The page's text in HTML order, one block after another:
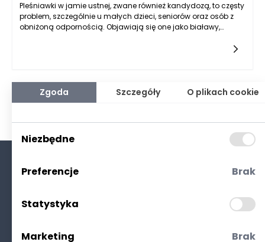
Pleśniawki w jamie ustnej, zwane również kandydozą, to częsty
problem, szczególnie u małych dzieci, seniorów oraz osób z
obniżoną odpornością. Objawiają się one jako białawy,
wewnętrznej stronie policzków. Zmiany mogą powodować ból,
infekcji. Jakie kroki warto podjąć, gdy pojawią się pleśniawki?
Jak działa maść na pleśniawki i dlaczego warto ją mieć pod
ręką?
Polityka prywatności
Zgoda Szczegóły O plikach cookie
Niezbędne
Preferencje Brak
Statystyka
Marketing Brak